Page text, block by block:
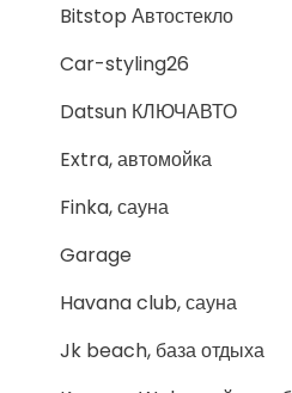
Bitstop Автостекло
Car-styling26
Datsun КЛЮЧАВТО
Extra, автомойка
Finka, сауна
Garage
Havana club, сауна
Jk beach, база отдыха